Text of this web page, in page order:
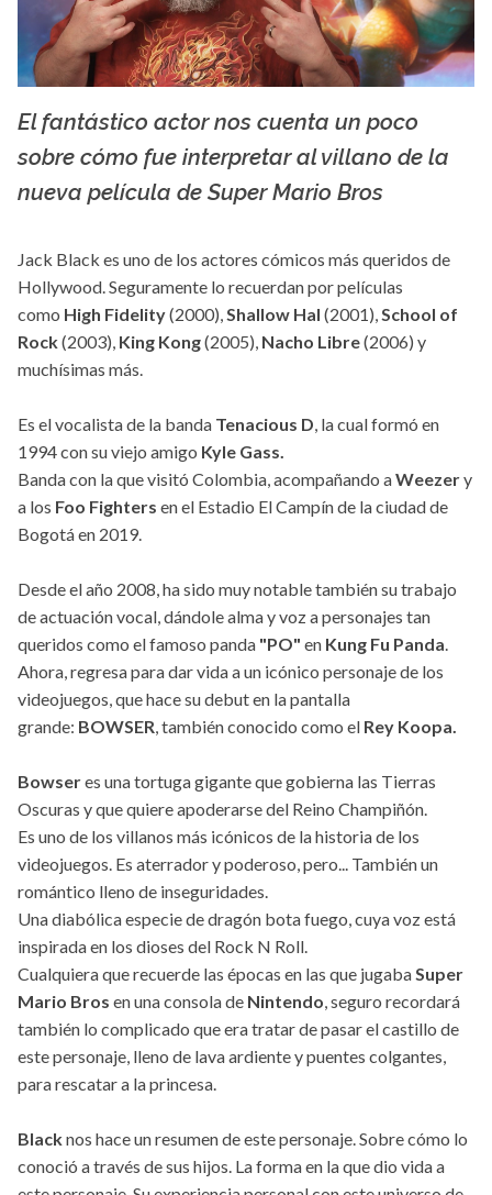
La X mas música
El fantástico actor nos cuenta un poco
sobre cómo fue interpretar al villano de la
nueva película de Super Mario Bros
Jack Black es uno de los actores cómicos más queridos de
Hollywood. Seguramente lo recuerdan por películas
como High Fidelity(2000),Shallow Hal (2001),School of
Rock(2003), King Kong(2005), Nacho Libre(2006) y
muchísimas más.
Es el vocalista de la banda Tenacious D, la cual formó en
1994 con su viejo amigo Kyle Gass.
Banda con la que visitó Colombia, acompañando aWeezery
a los Foo Fighters en el Estadio El Campín de la ciudad de
Bogotá en 2019.
Desde el año 2008, ha sido muy notable también su trabajo
de actuación vocal, dándole alma y voz a personajes tan
queridos como el famoso panda "PO" en Kung Fu Panda.
Ahora, regresa para dar vida a un icónico personaje de los
videojuegos, que hace su debut en la pantalla
grande: BOWSER, también conocido como el Rey Koopa.
Bowseres una tortuga gigante que gobierna las Tierras
Oscuras y que quiere apoderarse del Reino Champiñón.
Es uno de los villanos más icónicos de la historia de los
videojuegos. Es aterrador y poderoso, pero... También un
romántico lleno de inseguridades.
Una diabólica especie de dragón bota fuego, cuya voz está
inspirada en los dioses del Rock N Roll.
Cualquiera que recuerde las épocas en las que jugabaSuper
Mario Bros en una consola de Nintendo, seguro recordará
también lo complicado que era tratar de pasar el castillo de
este personaje, lleno de lava ardiente y puentes colgantes,
para rescatar a la princesa.
Blacknos hace un resumen de este personaje. Sobre cómo lo
conoció a través de sus hijos. La forma en la que dio vida a